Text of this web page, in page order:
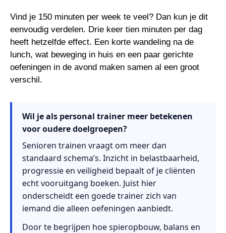
Vind je 150 minuten per week te veel? Dan kun je dit
eenvoudig verdelen. Drie keer tien minuten per dag
heeft hetzelfde effect. Een korte wandeling na de
lunch, wat beweging in huis en een paar gerichte
oefeningen in de avond maken samen al een groot
verschil.
Wil je als personal trainer meer betekenen
voor oudere doelgroepen?
Senioren trainen vraagt om meer dan
standaard schema’s. Inzicht in belastbaarheid,
progressie en veiligheid bepaalt of je cliënten
echt vooruitgang boeken. Juist hier
onderscheidt een goede trainer zich van
iemand die alleen oefeningen aanbiedt.
Door te begrijpen hoe spieropbouw, balans en